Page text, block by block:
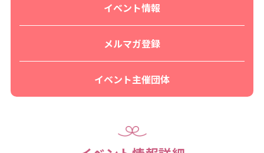
イベント情報
メルマガ登録
イベント主催団体